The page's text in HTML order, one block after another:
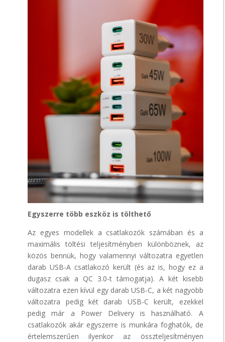
Egyszerre több eszköz is tölthető
Az egyes modellek a csatlakozók számában és a
maximális töltési teljesítményben különböznek, az
közös bennük, hogy valamennyi változatra egyetlen
darab USB-A csatlakozó került (és az is, hogy ez a
dugasz csak a QC 3.0-t támogatja). A két kisebb
változatra ezen kívül egy darab USB-C, a két nagyobb
változatra pedig két darab USB-C került, ezekkel
pedig már a Power Delivery is használható. A
csatlakozók akár egyszerre is munkára foghatók, de
értelemszerűen ilyenkor az összteljesítményen